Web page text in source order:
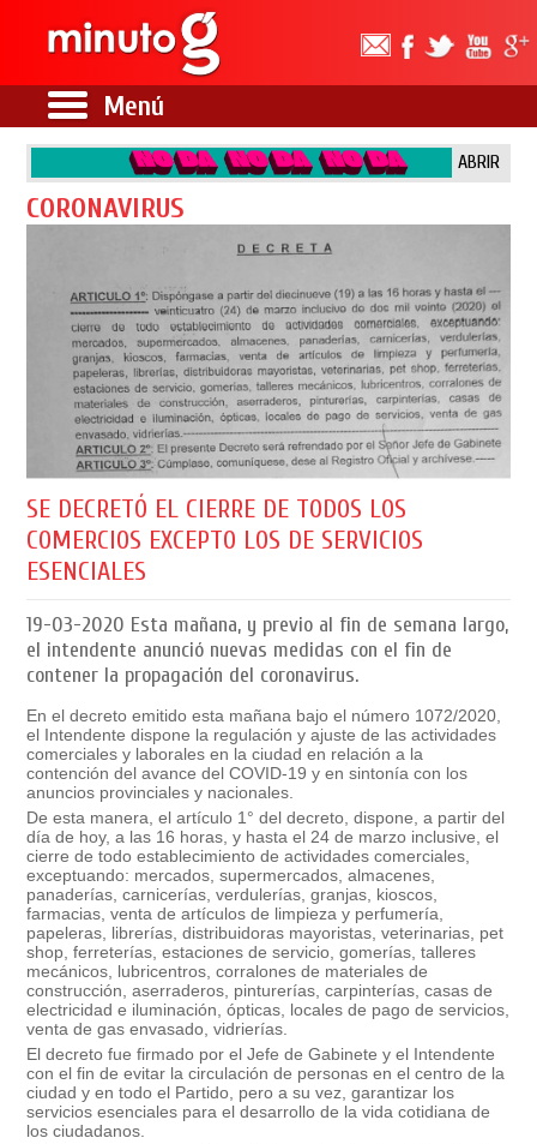
Menú
ABRIR
CORONAVIRUS
SE DECRETÓ EL CIERRE DE TODOS LOS
COMERCIOS EXCEPTO LOS DE SERVICIOS
ESENCIALES
19-03-2020 Esta mañana, y previo al fin de semana largo,
el intendente anunció nuevas medidas con el fin de
contener la propagación del coronavirus.
En el decreto emitido esta mañana bajo el número 1072/2020,
el Intendente dispone la regulación y ajuste de las actividades
comerciales y laborales en la ciudad en relación a la
contención del avance del COVID-19 y en sintonía con los
anuncios provinciales y nacionales.
De esta manera, el artículo 1° del decreto, dispone, a partir del
día de hoy, a las 16 horas, y hasta el 24 de marzo inclusive, el
cierre de todo establecimiento de actividades comerciales,
exceptuando: mercados, supermercados, almacenes,
panaderías, carnicerías, verdulerías, granjas, kioscos,
farmacias, venta de artículos de limpieza y perfumería,
papeleras, librerías, distribuidoras mayoristas, veterinarias, pet
shop, ferreterías, estaciones de servicio, gomerías, talleres
mecánicos, lubricentros, corralones de materiales de
construcción, aserraderos, pinturerías, carpinterías, casas de
electricidad e iluminación, ópticas, locales de pago de servicios,
venta de gas envasado, vidrierías.
El decreto fue firmado por el Jefe de Gabinete y el Intendente
con el fin de evitar la circulación de personas en el centro de la
ciudad y en todo el Partido, pero a su vez, garantizar los
servicios esenciales para el desarrollo de la vida cotidiana de
los ciudadanos.